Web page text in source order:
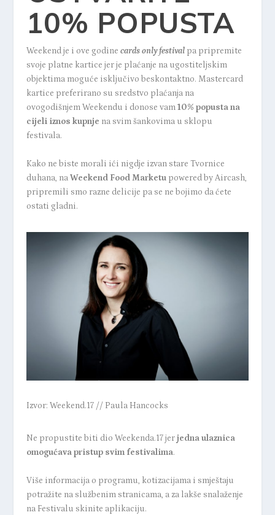
10% POPUSTA
Weekend je i ove godine cards only festival pa pripremite
svoje platne kartice jer je plaćanje na ugostiteljskim
objektima moguće isključivo beskontaktno. Mastercard
kartice preferirano su sredstvo plaćanja na
ovogodišnjem Weekendu i donose vam10% popusta na
cijeli iznos kupnje na svim šankovima u sklopu
festivala.
Kako ne biste morali ići nigdje izvan stare Tvornice
duhana, naWeekend Food Marketupowered by Aircash,
pripremili smo razne delicije pa se ne bojimo da ćete
ostati gladni.
Izvor: Weekend.17 // Paula Hancocks
Ne propustite biti dio Weekenda.17 jerjedna ulaznica
omogućava pristup svim festivalima.
Više informacija o programu, kotizacijama i smještaju
potražite na službenim stranicama, a za lakše snalaženje
na Festivalu skinite aplikaciju.